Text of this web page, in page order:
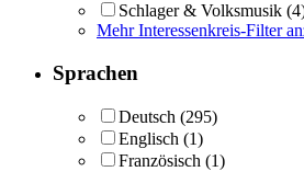
Schlager & Volksmusik
Mehr Interessenkreis-Filter
Sprachen
Deutsch (295)
Englisch (1)
Französisch (1)